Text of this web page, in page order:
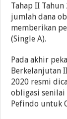
Tahap II
jumlah dana
memberikan
(Single A).
Pada akhir
Berkelanjutan
2020 resmi
obligasi senilai
Pefindo untuk